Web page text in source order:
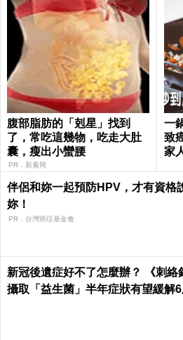
腹部脂肪的「剋星」找到
了，常吃這幾物，吃走大肚
囊，瘦出小蠻腰
PR．新素簡
一
致
家
伴侶和妳一起預防HPV，才有資格
妳！
PR．台灣癌症基金會
新冠後遺症好不了怎麼辦？ 《刺絡
攝取「益生菌」半年症狀有望緩解